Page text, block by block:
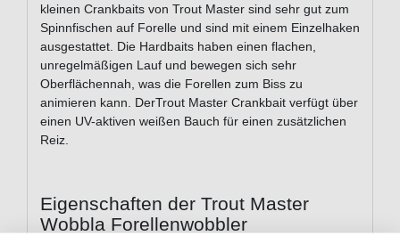
kleinen Crankbaits von Trout Master sind sehr gut zum
Spinnfischen auf Forelle und sind mit einem Einzelhaken
ausgestattet. Die Hardbaits haben einen flachen,
unregelmäßigen Lauf und bewegen sich sehr
Oberflächennah, was die Forellen zum Biss zu
animieren kann. DerTrout Master Crankbait verfügt über
einen UV-aktiven weißen Bauch für einen zusätzlichen
Reiz.
Eigenschaften der Trout Master
Wobbla Forellenwobbler